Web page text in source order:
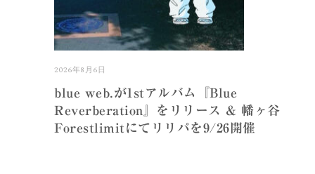
2026年8月6日
blue web.が1stアルバム『Blue
Reverberation』をリリース & 幡ヶ谷
Forestlimitにてリリパを9/26開催